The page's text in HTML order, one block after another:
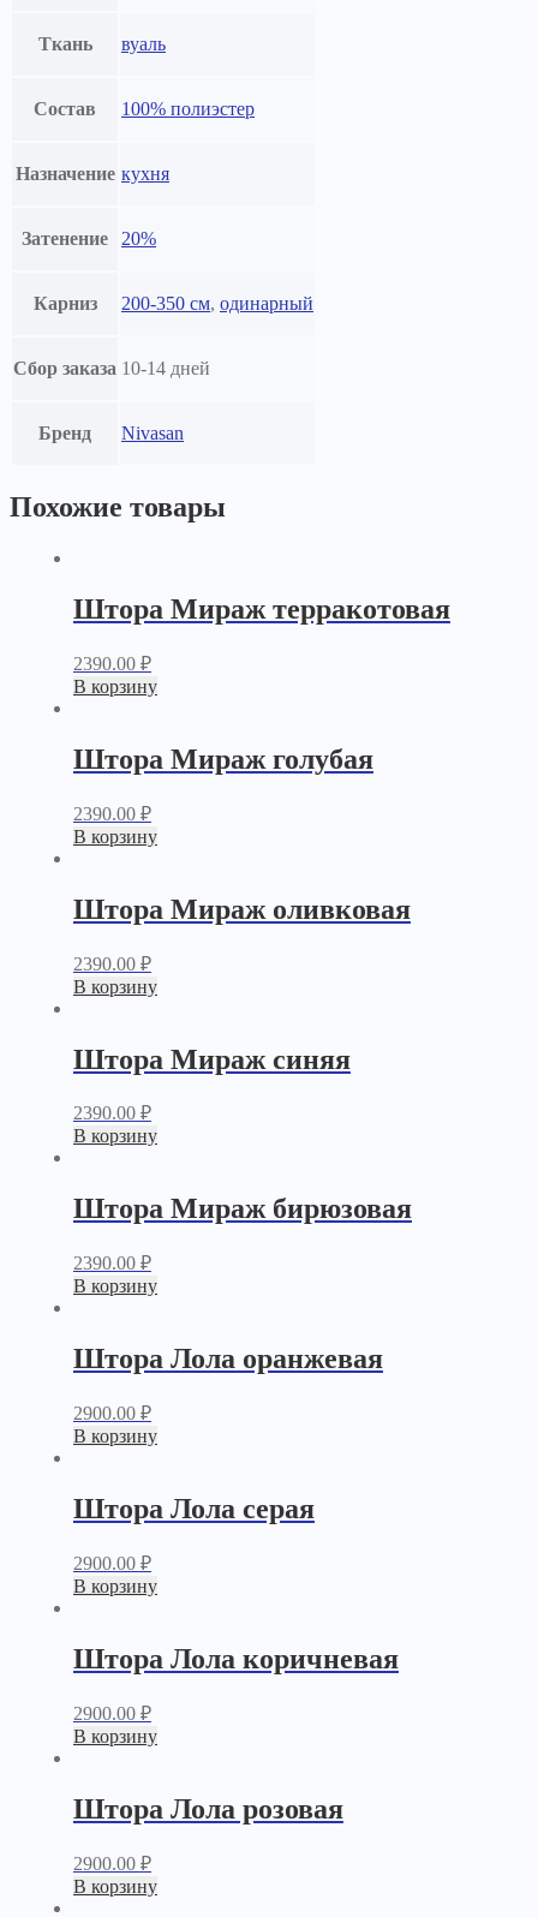
Ткань вуаль
Состав 100% полиэстер
Назначение кухня
Затенение 20%
Карниз 200-350 см, одинарный
Сбор заказа 10-14 дней
Бренд Nivasan
Похожие товары
Штора Мираж терракотовая
2390.00 ₽
В корзину
Штора Мираж голубая
2390.00 ₽
В корзину
Штора Мираж оливковая
2390.00 ₽
В корзину
Штора Мираж синяя
2390.00 ₽
В корзину
Штора Мираж бирюзовая
2390.00 ₽
В корзину
Штора Лола оранжевая
2900.00 ₽
В корзину
Штора Лола серая
2900.00 ₽
В корзину
Штора Лола коричневая
2900.00 ₽
В корзину
Штора Лола розовая
2900.00 ₽
В корзину